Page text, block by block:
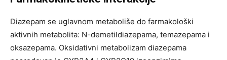
Diazepam se uglavnom metaboliše do farmakološki
aktivnih metabolita: N-demetildiazepama, temazepama i
oksazepama. Oksidativni metabolizam diazepama